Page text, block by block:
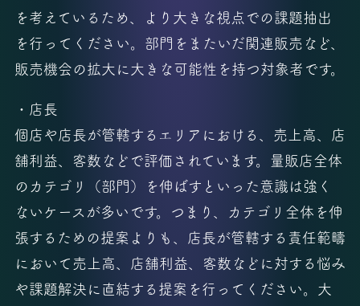
を考えているため、より大きな視点での課題抽出
を行ってください。部門をまたいだ関連販売など、
販売機会の拡大に大きな可能性を持つ対象者です。
・店長
個店や店長が管轄するエリアにおける、売上高、店
舗利益、客数などで評価されています。量販店全体
のカテゴリ（部門）を伸ばすといった意識は強く
ないケースが多いです。つまり、カテゴリ全体を伸
張するための提案よりも、店長が管轄する責任範疇
において売上高、店舗利益、客数などに対する悩み
や課題解決に直結する提案を行ってください。大